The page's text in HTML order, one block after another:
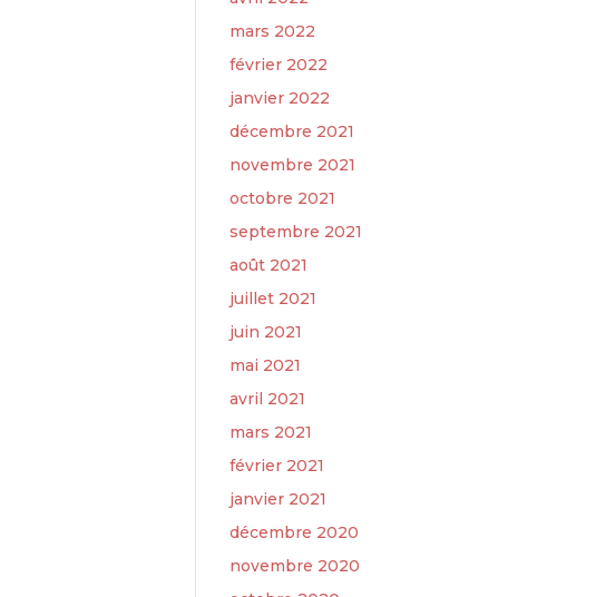
mars 2022
février 2022
janvier 2022
décembre 2021
novembre 2021
octobre 2021
septembre 2021
août 2021
juillet 2021
juin 2021
mai 2021
avril 2021
mars 2021
février 2021
janvier 2021
décembre 2020
novembre 2020